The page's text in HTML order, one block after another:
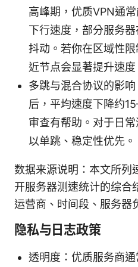
高峰期，优质VPN通
下行速度，部分服务
抖动。若你在区域性
近节点会显著提升速度
多跳与混合协议的影
后，平均速度下降约
审查有帮助。对于日
以单跳、稳定性优先。
数据来源说明：本文所列
开服务器测速统计的综合
运营商、时间段、服务器
隐私与日志政策
透明度：优质服务商